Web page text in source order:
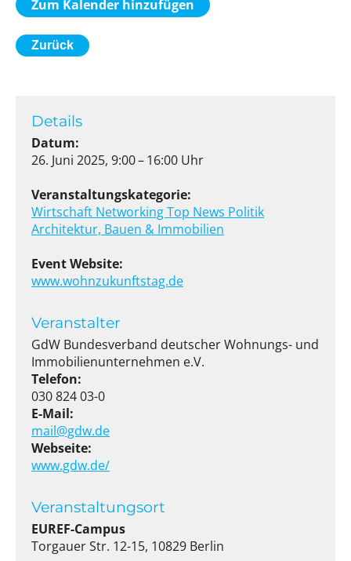
Details
Datum:
26. Juni 2025, 9:00 – 16:00 Uhr
Veranstaltungskategorie:
Wirtschaft NetworkingTop News Politik
Architektur, Bauen & Immobilien
Event Website:
www.wohnzukunftstag.de
Veranstalter
GdW Bundesverband deutscher Wohnungs- und
Immobilienunternehmen e.V.
Telefon:
030 824 03-0
E-Mail:
mail@gdw.de
Webseite:
www.gdw.de/
Veranstaltungsort
EUREF-Campus
Torgauer Str. 12-15, 10829 Berlin
Zum Kalender hinzufügen
Zurück